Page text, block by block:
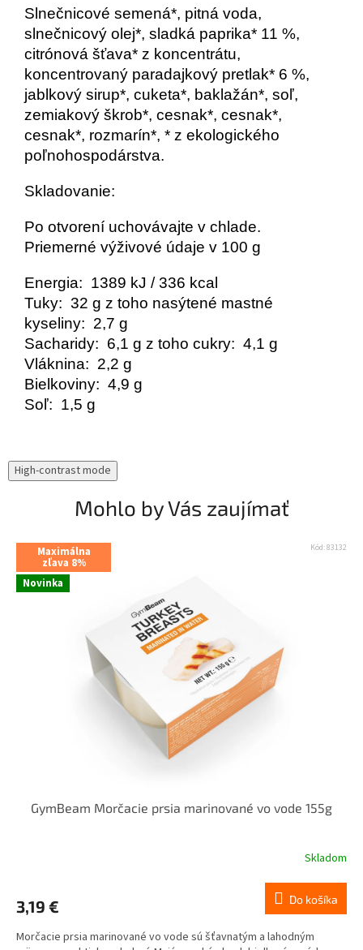
Slnečnicové semená*, pitná voda,
slnečnicový olej*, sladká paprika* 11 %,
citrónová šťava* z koncentrátu,
koncentrovaný paradajkový pretlak* 6 %,
jablkový sirup*, cuketa*, baklažán*, soľ,
zemiakový škrob*, cesnak*, cesnak*,
cesnak*, rozmarín*, * z ekologického
poľnohospodárstva.
Skladovanie:
Po otvorení uchovávajte v chlade.
Priemerné výživové údaje v 100 g
Energia: 1389 kJ / 336 kcal
Tuky: 32 g z toho nasýtené mastné
kyseliny: 2,7 g
Sacharidy: 6,1 g z toho cukry: 4,1 g
Vláknina: 2,2 g
Bielkoviny: 4,9 g
Soľ: 1,5 g
High-contrast mode
Mohlo by Vás zaujímať
Maximálna
zľava 8%
Novinka
GymBeam Morčacie prsia marinované vo vode 155g
Skladom
3,19 € Do košíka
Morčacie prsia marinované vo vode sú šťavnatým a lahodným
Kód:83132